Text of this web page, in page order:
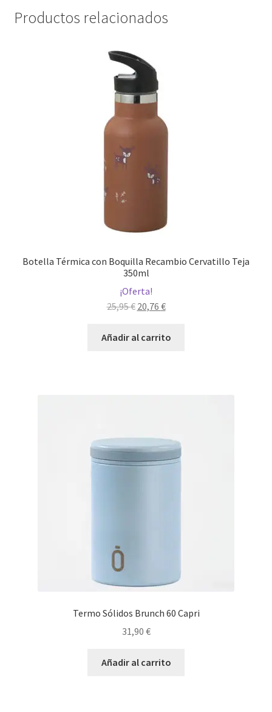
Productos relacionados
Botella Térmica con Boquilla Recambio Cervatillo Teja
350ml
¡Oferta!
25,95€ El
original
20,76 €El
actual
Añadir al carrito
Termo Sólidos Brunch 60 Capri
31,90 €
Añadir al carrito